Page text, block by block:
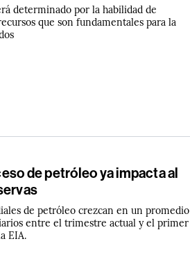
determinado por la habilidad de
que son fundamentales para la
de petróleo ya impacta al
de petróleo crezcan en un promedio
entre el trimestre actual y el primer
EIA.